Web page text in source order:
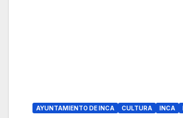
AYUNTAMIENTO DE INCA CULTURA INCA